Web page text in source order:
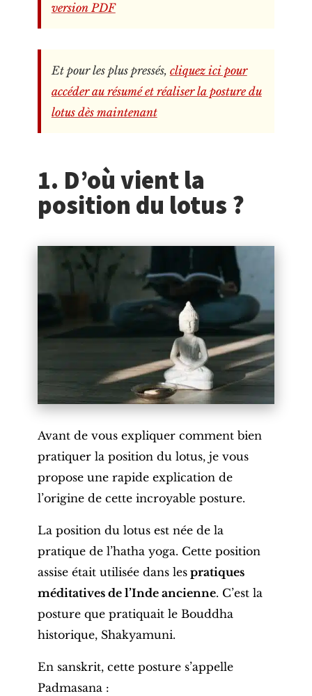
version PDF
Et pour les plus pressés, cliquez ici pour
accéder au résumé et réaliser la posture du
lotus dès maintenant
1. D’où vient la
position du lotus ?
Avant de vous expliquer comment bien
pratiquer la position du lotus, je vous
propose une rapide explication de
l’origine de cette incroyable posture.
La position du lotus est née de la
pratique de l’hatha yoga. Cette position
assiseétait utilisée dans lespratiques
méditatives de l’Inde ancienne. C’est la
postureque pratiquait le Bouddha
historique, Shakyamuni.
En sanskrit, cette postures’appelle
Padmasana :